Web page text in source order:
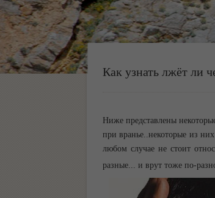
Как узнать лжёт ли
Ниже представлены
при вранье..некоторые из
любом случае не стоит
разные... и врут тоже по-